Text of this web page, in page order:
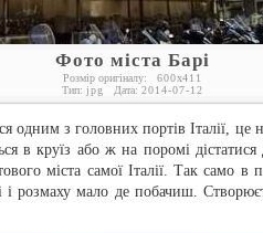
Фото міста Барі
Розмір оригіналу: 600x411
Тип: jpg Дата: 2014-07-12
одним з головних портів Італії, це
в круїз або ж на поромі
міста самої Італії. Так само
розмаху мало де побачиш.